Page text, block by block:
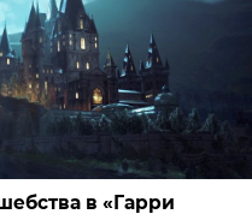
в «Гарри